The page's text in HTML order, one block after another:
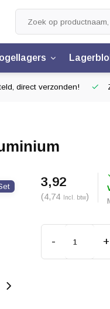
direct verzonden!
3,92
(4,74 Incl. btw)
- +